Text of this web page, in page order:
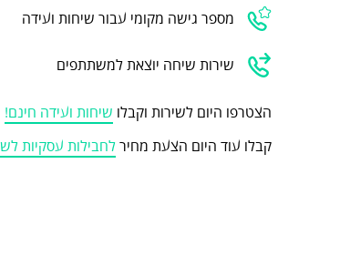
מספר גישה מקומי עבור שיחות ועידה
שירות שיחה יוצאת למשתתפים
הצטרפו היום לשירות וקבלו שיחות ועידה חינם!
קבלו עוד היום הצעת מחירלחבילות עסקיות